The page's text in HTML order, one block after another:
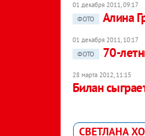
01 декабря 2011, 09:17
ФОТО
Алина
01 декабря 2011, 10:17
ФОТО
70-
28 марта 2012, 11:15
Билан
СВЕТЛАНА